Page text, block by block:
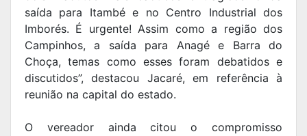
saída para Itambé e no Centro Industrial dos
Imborés. É urgente! Assim como a região dos
Campinhos, a saída para Anagé e Barra do
Choça, temas como esses foram debatidos e
discutidos”, destacou Jacaré, em referência à
reunião na capital do estado.
O vereador ainda citou o compromisso